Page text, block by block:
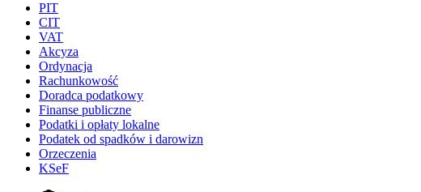
PIT
CIT
VAT
Akcyza
Ordynacja
Rachunkowość
Doradca podatkowy
Finanse publiczne
Podatki i opłaty lokalne
Podatek od spadków i darowizn
Orzeczenia
KSeF